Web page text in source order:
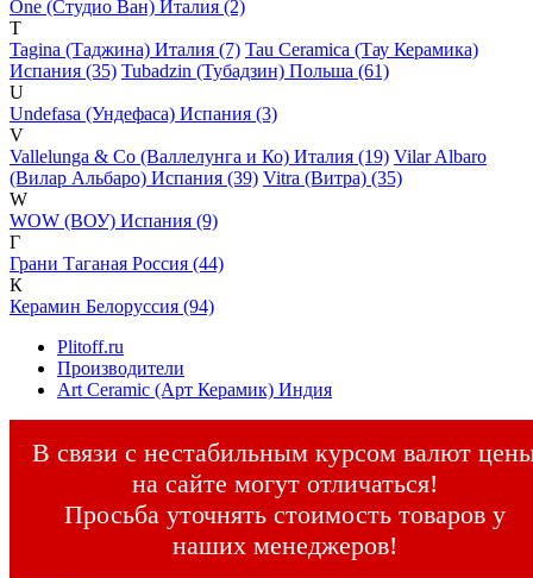
One (Студио Ван) Италия (2)
T
Tagina (Таджина) Италия (7) Tau Ceramica (Тау Керамика)
Испания (35) Tubadzin (Тубадзин) Польша (61)
U
Undefasa (Ундефаса) Испания (3)
V
Vallelunga & Co (Валлелунга и Ко) Италия (19) Vilar Albaro
(Вилар Альбаро) Испания (39) Vitra (Витра) (35)
W
WOW (ВОУ) Испания (9)
Г
Грани Таганая Россия (44)
К
Керамин Белоруссия (94)
Plitoff.ru
Производители
Art Ceramic (Арт Керамик) Индия
В связи с нестабильным курсом валют
на сайте могут отличаться!
Просьба уточнять стоимость товаров у
наших менеджеров!